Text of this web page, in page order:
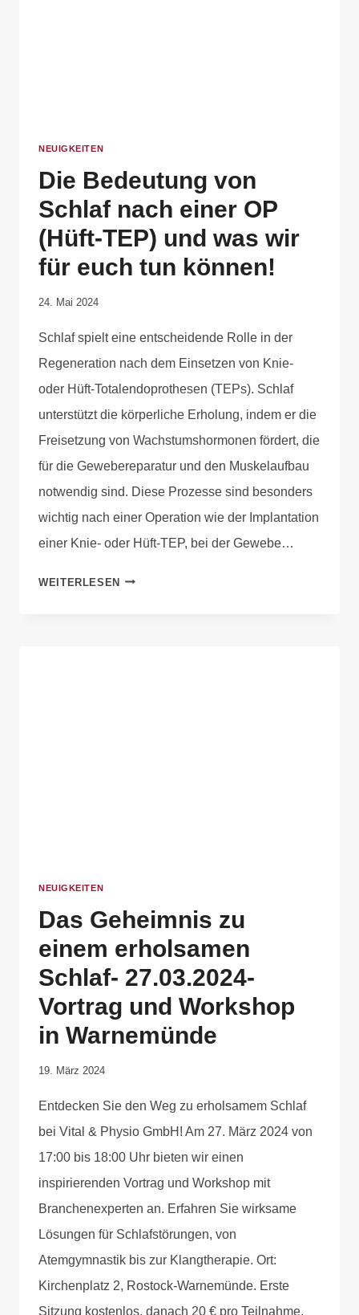
NEUIGKEITEN
Die Bedeutung von
Schlaf nach einer OP
(Hüft-TEP) und was wir
für euch tun können!
Von
Krause
24. Mai 2024
Schlaf spielt eine entscheidende Rolle in der
Regeneration nach dem Einsetzen von Knie-
oder Hüft-Totalendoprothesen (TEPs). Schlaf
unterstützt die körperliche Erholung, indem er die
Freisetzung von Wachstumshormonen fördert, die
für die Gewebereparatur und den Muskelaufbau
notwendig sind. Diese Prozesse sind besonders
wichtig nach einer Operation wie der Implantation
einer Knie- oder Hüft-TEP, bei der Gewebe…
WEITERLESEN
NEUIGKEITEN
Das Geheimnis zu
einem erholsamen
Schlaf- 27.03.2024-
Vortrag und Workshop
in Warnemünde
Von
Krause
19. März 2024
Entdecken Sie den Weg zu erholsamem Schlaf
bei Vital & Physio GmbH! Am 27. März 2024 von
17:00 bis 18:00 Uhr bieten wir einen
inspirierenden Vortrag und Workshop mit
Branchenexperten an. Erfahren Sie wirksame
Lösungen für Schlafstörungen, von
Atemgymnastik bis zur Klangtherapie. Ort:
Kirchenplatz 2, Rostock-Warnemünde. Erste
Sitzung kostenlos, danach 20 € pro Teilnahme.